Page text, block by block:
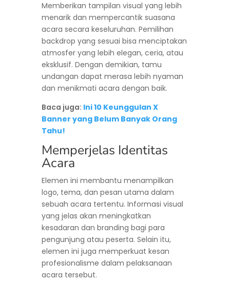
Memberikan tampilan visual yang lebih
menarik dan mempercantik suasana
acara secara keseluruhan. Pemilihan
backdrop yang sesuai bisa menciptakan
atmosfer yang lebih elegan, ceria, atau
eksklusif. Dengan demikian, tamu
undangan dapat merasa lebih nyaman
dan menikmati acara dengan baik.
Baca juga: Ini 10 Keunggulan X
Banner yang Belum Banyak Orang
Tahu!
Memperjelas Identitas
Acara
Elemen ini membantu menampilkan
logo, tema, dan pesan utama dalam
sebuah acara tertentu. Informasi visual
yang jelas akan meningkatkan
kesadaran dan branding bagi para
pengunjung atau peserta. Selain itu,
elemen ini juga memperkuat kesan
profesionalisme dalam pelaksanaan
acara tersebut.